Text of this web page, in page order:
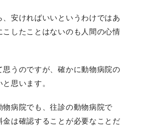
、安ければいいというわけではあ
こしたことはないのも人間の心情
うのですが、確かに動物病院の
思います。
物病院でも、往診の動物病院で
金は確認することが必要なことだ